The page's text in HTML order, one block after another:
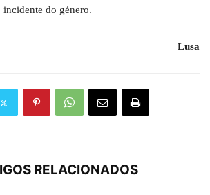
do género.
Lusa
RELACIONADOS